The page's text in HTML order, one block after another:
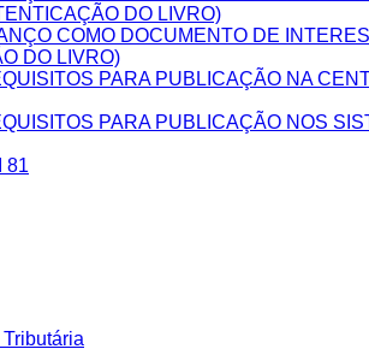
DO LIVRO)
COMO DOCUMENTO DE
DO LIVRO)
PARA PUBLICAÇÃO NA
PARA PUBLICAÇÃO NOS
81